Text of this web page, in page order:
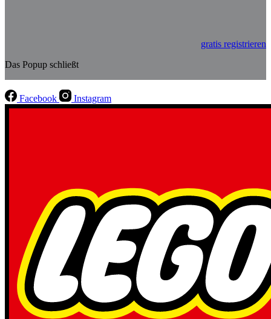
gratis registrieren
Das Popup schließt
Facebook Instagram